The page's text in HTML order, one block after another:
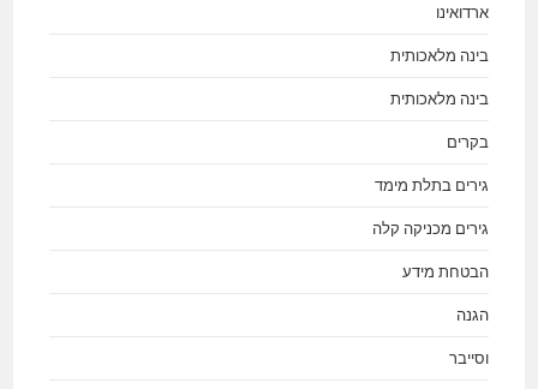
ארדואינו
בינה מלאכותית
בינה מלאכותית
בקרים
גירים בתלת מימד
גירים מכניקה קלה
הבטחת מידע
הגנה
וסייבר